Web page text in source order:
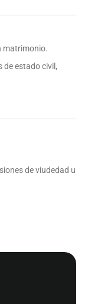
matrimonio.
de estado civil,
de viudedad u